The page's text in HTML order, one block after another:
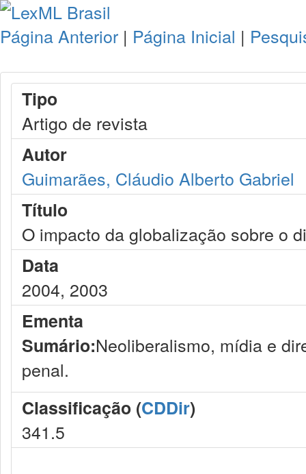
Página Anterior | Página Inicial |
Tipo
Artigo de revista
Autor
Guimarães, Cláudio Alberto Gabriel
Título
O impacto da globalização sobre o
Data
2004, 2003
Ementa
Sumário:Neoliberalismo, mídia e
penal.
Classificação (CDDir)
341.5